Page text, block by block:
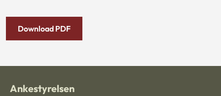
Download PDF
Ankestyrelsen